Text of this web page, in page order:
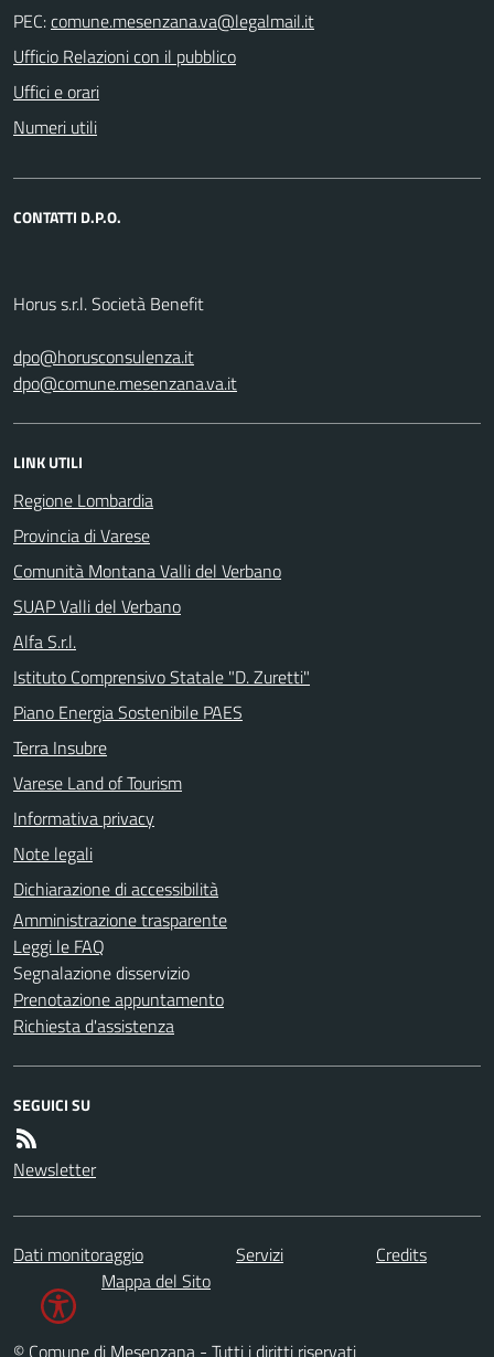
PEC:
Ufficio Relazioni con il pubblico
Uffici e orari
Numeri utili
CONTATTI D.P.O.
Horus s.r.l. Società Benefit
dpo@horusconsulenza.it
dpo@comune.mesenzana.va.it
LINK UTILI
Regione Lombardia
Provincia di Varese
Comunità Montana Valli del Verbano
SUAP Valli del Verbano
Alfa S.r.l.
Istituto Comprensivo Statale "D. Zuretti"
Piano Energia Sostenibile PAES
Terra Insubre
Varese Land of Tourism
Informativa privacy
Note legali
Dichiarazione di accessibilità
Amministrazione trasparente
Leggi le FAQ
Segnalazione disservizio
Prenotazione appuntamento
Richiesta d'assistenza
SEGUICI SU
Newsletter
Dati monitoraggio Servizi
Credits
Mappa del Sito
© Comune di Mesenzana - Tutti i diritti riservati